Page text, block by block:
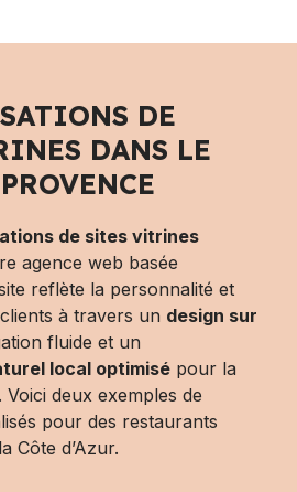
DE
DANS LE
de sites vitrines
agence web basée
reflète la personnalité et
à travers un design sur
fluide et un
local optimisé pour la
. Voici deux exemples de
pour des restaurants
Côte d’Azur.